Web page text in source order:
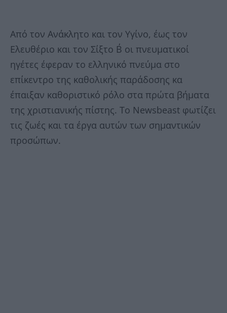
Από τον Ανάκλητο και τον Υγίνο, έως τον
Ελευθέριο και τον Σίξτο Β΄ οι πνευματικοί
ηγέτες έφεραν το ελληνικό πνεύμα στο
επίκεντρο της καθολικής παράδοσης κα
έπαιξαν καθοριστικό ρόλο στα πρώτα βήματα
της χριστιανικής πίστης. Το Newsbeast φωτίζει
τις ζωές και τα έργα αυτών των σημαντικών
προσώπων.